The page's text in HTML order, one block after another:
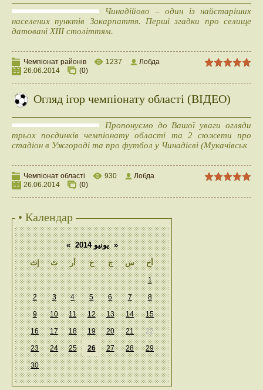
Чинадійово – один із найстаріших
населених пунктів Закарпаття. Перші згадки про селище
датовані XIII століттям.
Чемпіонат районів 1237
Лобда
26.06.2014
(0)
Огляд ігор чемпіонату області (ВІДЕО)
Пропонуємо до Вашої уваги огляди
трьох поєдинків чемпіонату області та 2 сюжети про
стадіон в Ужгороді та про футбол у Чинадієві (Мукачівськ
Чемпіонат області 930
Лобда
26.06.2014
(0)
• Календар
« يونيو 2014 »
إث
ث أر خ ج س أح
1
2 3 4 5 6 7 8
9 10 11 12 13 14 15
16 17 18 19 20 21 22
23 24 25 26 27 28 29
30